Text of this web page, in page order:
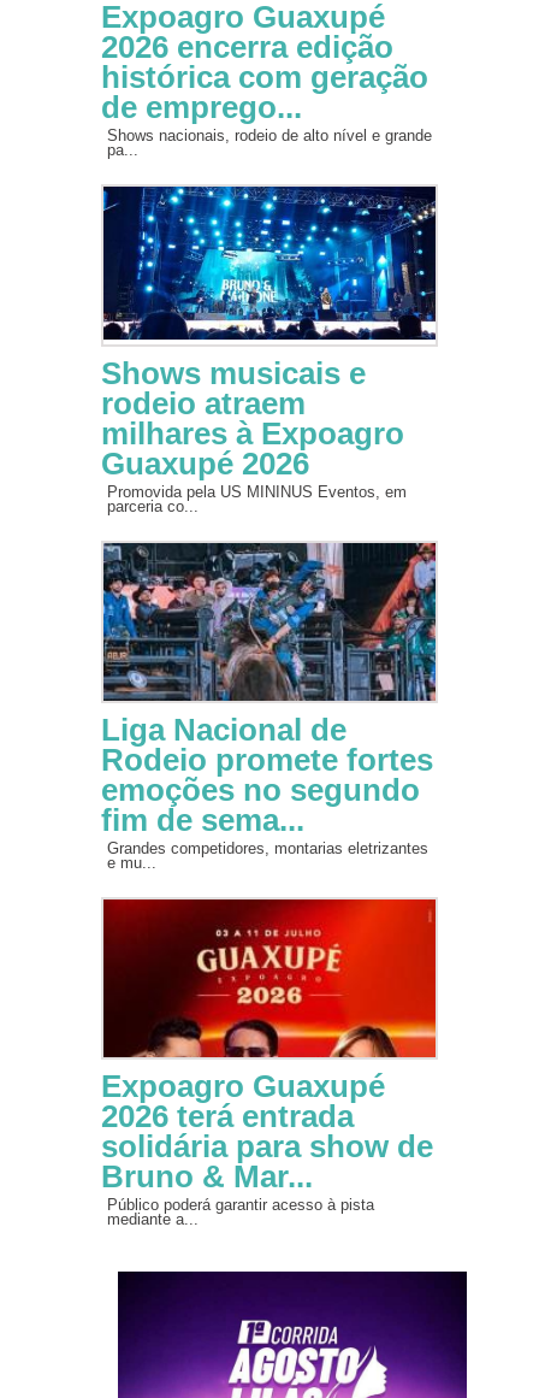
Expoagro Guaxupé
2026 encerra edição
histórica com geração
de emprego...
Shows nacionais, rodeio de alto nível e grande
pa...
Shows musicais e
rodeio atraem
milhares à Expoagro
Guaxupé 2026
Promovida pela US MININUS Eventos, em
parceria co...
Liga Nacional de
Rodeio promete fortes
emoções no segundo
fim de sema...
Grandes competidores, montarias eletrizantes
e mu...
Expoagro Guaxupé
2026 terá entrada
solidária para show de
Bruno & Mar...
Público poderá garantir acesso à pista
mediante a...